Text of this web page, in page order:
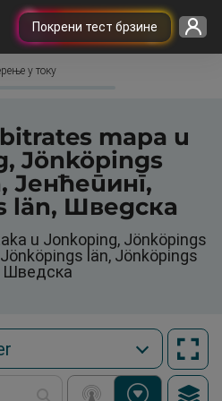
Покрени тест брзине
у току
mapa u
Jönköpings
Јенћепинг,
län, Шведска
u Jonkoping, Jönköpings
län, Jönköpings
Шведска